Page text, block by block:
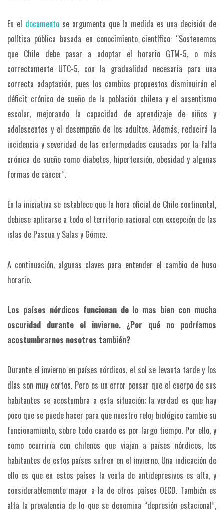
En el documentose argumenta que la medida es una decisión de
política pública basada en conocimiento científico: “Sostenemos
que Chile debe pasar a adoptar el horario GTM-5, o más
correctamente UTC-5, con la gradualidad necesaria para una
correcta adaptación, pues los cambios propuestos disminuirán el
déficit crónico de sueño de la población chilena y el ausentismo
escolar, mejorando la capacidad de aprendizaje de niños y
adolescentes y el desempeño de los adultos. Además, reducirá la
incidencia y severidad de las enfermedades causadas por la falta
crónica de sueño como diabetes, hipertensión, obesidad y algunas
formas de cáncer”.
En la iniciativa se establece que la hora oficial de Chile continental,
debiese aplicarse a todo el territorio nacional con excepción de las
islas de Pascua y Salas y Gómez.
A continuación, algunas claves para entender el cambio de huso
horario.
Los países nórdicos funcionan de lo mas bien con mucha
oscuridad durante el invierno. ¿Por qué no podríamos
acostumbrarnos nosotros también?
Durante el invierno en países nórdicos, el sol se levanta tarde y los
días son muy cortos. Pero es un error pensar que el cuerpo de sus
habitantes se acostumbra a esta situación; la verdad es que hay
poco que se puede hacer para que nuestro reloj biológico cambie su
funcionamiento, sobre todo cuando es por largo tiempo. Por ello, y
como ocurriría con chilenos que viajan a países nórdicos, los
habitantes de estos países sufren en el invierno. Una indicación de
ello es que en estos países la venta de antidepresivos es alta, y
considerablemente mayor a la de otros países OECD. También es
alta la prevalencia de lo que se denomina “depresión estacional”,